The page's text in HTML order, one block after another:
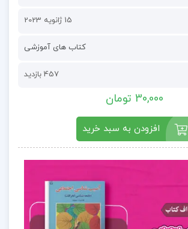
15 ژانویه 2023
کتاب های آموزشی
457 بازدید
30,000 تومان
افزودن به سبد خرید